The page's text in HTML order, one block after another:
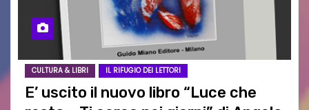
CULTURA & LIBRI IL RIFUGIO DEI LETTORI
E’ uscito il nuovo libro “Luce che